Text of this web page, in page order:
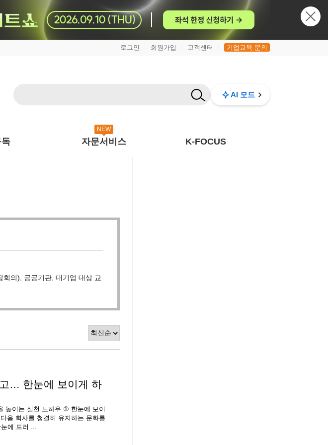
로그인 회원가입 고객센터 기업교육 문의
AI 모드
독
NEW
자문서비스 K-FOCUS
의), 공공기관, 대기업 대상 교
… 한눈에 보이게 하
높이는 실천 노하우 ① 한눈에 보이
음 회사를 청결히 유지하는 문화를
에 드러 ...